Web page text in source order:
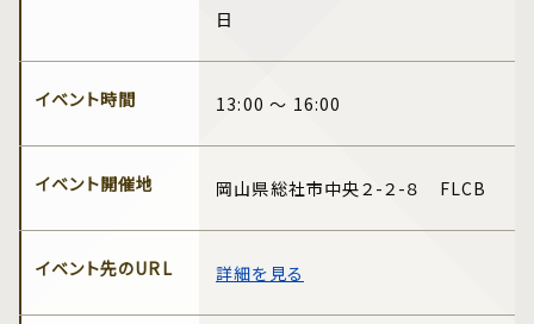
日
イベント時間 13:00 ～ 16:00
イベント開催地 岡山県総社市中央２-２-８ FLCB
イベント先のURL 詳細を見る